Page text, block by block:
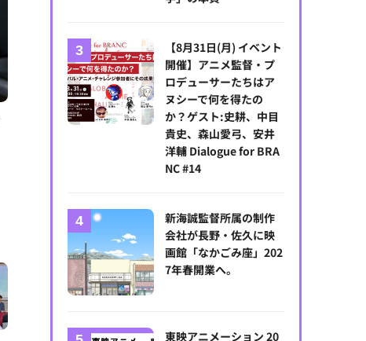
高知から発信していけるように全力で取り組んでいきたい」と話すス
月、高知初の手描きアニメーションスタジオとして設立された。現在
【8月31日(月) イベント
開催】アニメ監督・プ
ロデューサーたちはア
ヌシーで何を得たの
か？ゲスト:史耕、中目
貴史、森山愛弓、安井
洋輔 Dialogue for BRA
NC #14
新海誠監督所属の制作
会社が長野・佐久に映
画館「なかごみ座」202
7年春開業へ。
東映アニメーション 20